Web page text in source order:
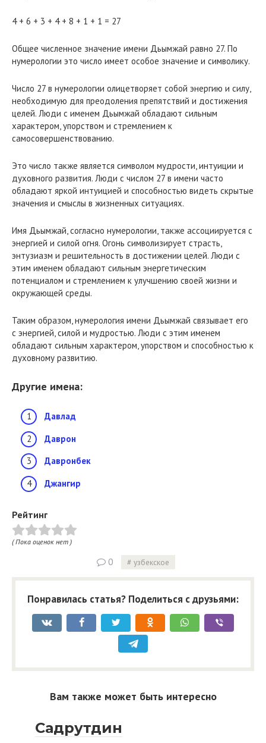
4 + 6 + 3 + 4 + 8 + 1 + 1 = 27
Общее численное значение имени Дьымжай равно 27. По
нумерологии это число имеет особое значение и символику.
Число 27 в нумерологии олицетворяет собой энергию и силу,
необходимую для преодоления препятствий и достижения
целей. Люди с именем Дьымжай обладают сильным
характером, упорством и стремлением к
самосовершенствованию.
Это число также является символом мудрости, интуиции и
духовного развития. Люди с числом 27 в имени часто
обладают яркой интуицией и способностью видеть скрытые
значения и смыслы в жизненных ситуациях.
Имя Дьымжай, согласно нумерологии, также ассоциируется с
энергией и силой огня. Огонь символизирует страсть,
энтузиазм и решительность в достижении целей. Люди с
этим именем обладают сильным энергетическим
потенциалом и стремлением к улучшению своей жизни и
окружающей среды.
Таким образом, нумерология имени Дьымжай связывает его
с энергией, силой и мудростью. Люди с этим именем
обладают сильным характером, упорством и способностью к
духовному развитию.
Другие имена:
Давлад
Даврон
Давронбек
Джангир
Рейтинг
( Пока оценок нет )
0 узбекское
Понравилась статья? Поделиться с друзьями:
Вам также может быть интересно
Садрутдин